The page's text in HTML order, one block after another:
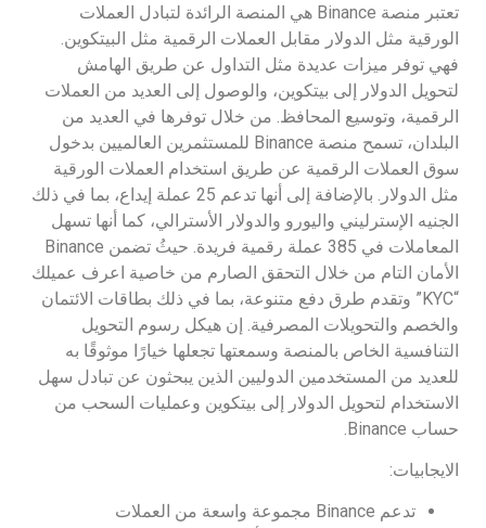
تعتبر منصة Binance هي المنصة الرائدة لتبادل العملات
الورقية مثل الدولار مقابل العملات الرقمية مثل البيتكوين.
فهي توفر ميزات عديدة مثل التداول عن طريق الهامش
لتحويل الدولار إلى بيتكوين، والوصول إلى العديد من العملات
الرقمية، وتوسيع المحافظ. من خلال توفرها في العديد من
البلدان، تسمح منصة Binance للمستثمرين العالميين بدخول
سوق العملات الرقمية عن طريق استخدام العملات الورقية
مثل الدولار. بالإضافة إلى أنها تدعم 25 عملة إيداع، بما في ذلك
الجنيه الإسترليني واليورو والدولار الأسترالي، كما أنها تسهل
المعاملات في 385 عملة رقمية فريدة. حيثُ تضمن Binance
الأمان التام من خلال التحقق الصارم من خاصية اعرف عميلك
“KYC” وتقدم طرق دفع متنوعة، بما في ذلك بطاقات الائتمان
والخصم والتحويلات المصرفية. إن هيكل رسوم التحويل
التنافسية الخاص بالمنصة وسمعتها تجعلها خيارًا موثوقًا به
للعديد من المستخدمين الدوليين الذين يبحثون عن تبادل سهل
الاستخدام لتحويل الدولار إلى بيتكوين وعمليات السحب من
حساب Binance.
الايجابيات:
تدعم Binance مجموعة واسعة من العملات